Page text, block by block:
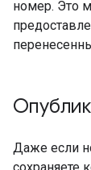
номер. Это
Даже если